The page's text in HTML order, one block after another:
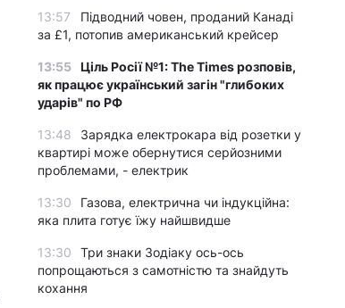
13:57
Підводний човен, проданий Канаді
за £1, потопив американський крейсер
13:55 Ціль Росії №1: The Times розповів,
як працює український загін "глибоких
ударів" по РФ
13:48
Зарядка електрокара від розетки у
квартирі може обернутися серйозними
проблемами, - електрик
13:30
Газова, електрична чи індукційна:
яка плита готує їжу найшвидше
13:30
Три знаки Зодіаку ось-ось
попрощаються з самотністю та знайдуть
кохання